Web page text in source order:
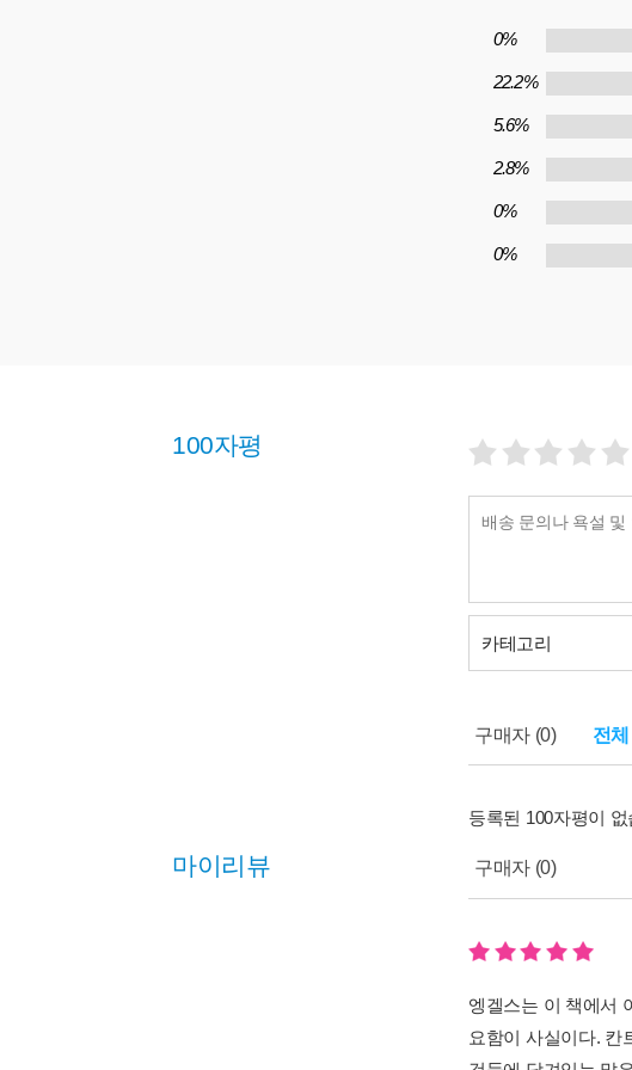
0%
22.2%
5.6%
2.8%
0%
0%
100자평
카테고리
구매자 (0) 전
등록된 100자평이 없
마이리뷰 구매자 (0)
엥겔스는 이 책에서
요함이 사실이다. 칸